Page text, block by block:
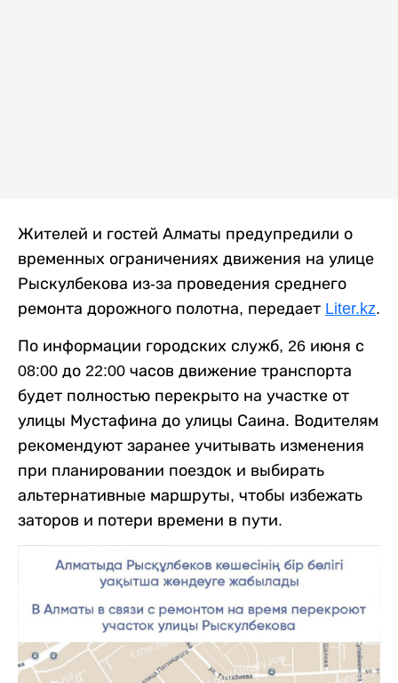
Жителей и гостей Алматы предупредили о
временных ограничениях движения на улице
Рыскулбекова из-за проведения среднего
ремонта дорожного полотна, передает Liter.kz.
По информации городских служб, 26 июня с
08:00 до 22:00 часов движение транспорта
будет полностью перекрыто на участке от
улицы Мустафина до улицы Саина. Водителям
рекомендуют заранее учитывать изменения
при планировании поездок и выбирать
альтернативные маршруты, чтобы избежать
заторов и потери времени в пути.